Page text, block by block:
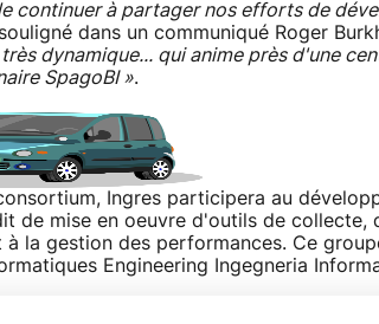
continuer à partager nos efforts de
dans un communiqué Roger
dynamique... qui anime près d'une
SpagoBI ».
Ingres participera au
de mise en oeuvre d'outils de
à la gestion des performances. Ce
Engineering Ingegneria